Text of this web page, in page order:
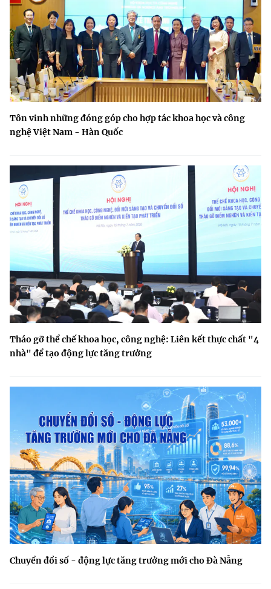
Tôn vinh những đóng góp cho hợp tác khoa học và công
nghệ Việt Nam - Hàn Quốc
Tháo gỡ thể chế khoa học, công nghệ: Liên kết thực chất "4
nhà" để tạo động lực tăng trưởng
Chuyển đổi số - động lực tăng trưởng mới cho Đà Nẵng